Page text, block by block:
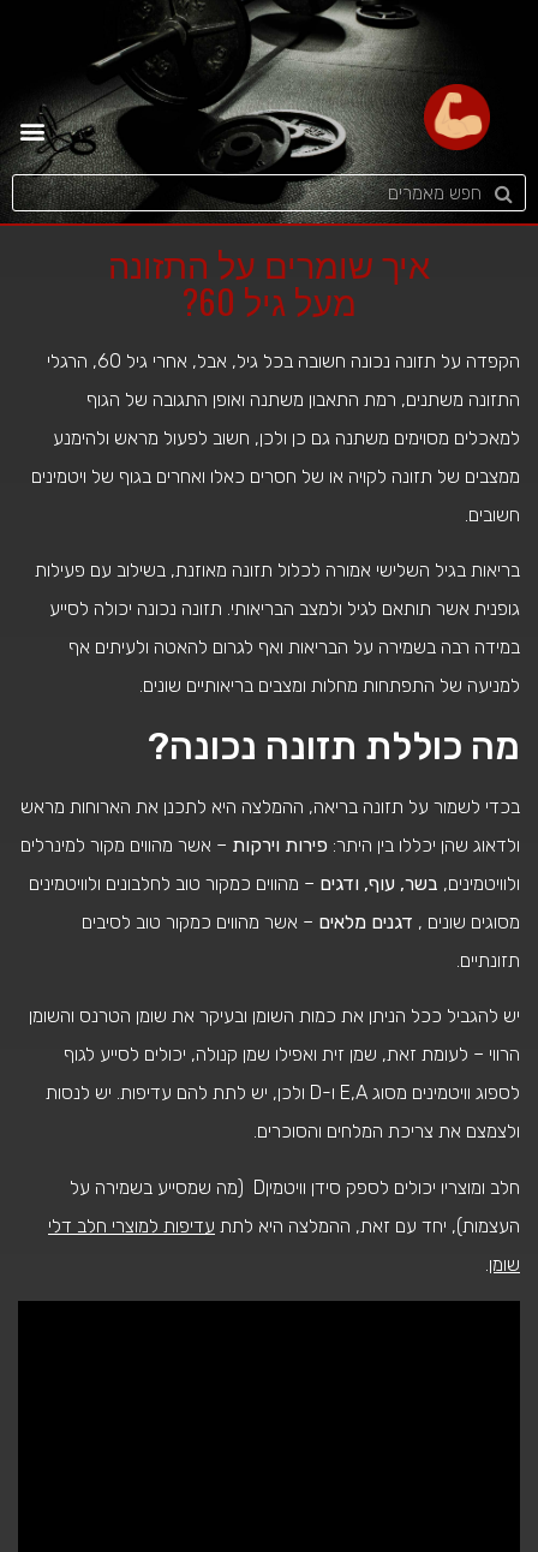
איך שומרים על התזונה
מעל גיל 60?
הקפדה על תזונה נכונה חשובה בכל גיל, אבל, אחרי גיל 60, הרגלי
התזונה משתנים, רמת התאבון משתנה ואופן התגובה של הגוף
למאכלים מסוימים משתנה גם כן ולכן, חשוב לפעול מראש ולהימנע
ממצבים של תזונה לקויה או של חסרים כאלו ואחרים בגוף של ויטמינים
חשובים.
בריאות בגיל השלישי אמורה לכלול תזונה מאוזנת, בשילוב עם פעילות
גופנית אשר תותאם לגיל ולמצב הבריאותי. תזונה נכונה יכולה לסייע
במידה רבה בשמירה על הבריאות ואף לגרום להאטה ולעיתים אף
למניעה של התפתחות מחלות ומצבים בריאותיים שונים.
מה כוללת תזונה נכונה?
בכדי לשמור על תזונה בריאה, ההמלצה היא לתכנן את הארוחות מראש
ולדאוג שהן יכללו בין היתר: פירות וירקות – אשר מהווים מקור למינרלים
ולוויטמינים, בשר, עוף, ודגים – מהווים כמקור טוב לחלבונים ולוויטמינים
מסוגים שונים , דגנים מלאים – אשר מהווים כמקור טוב לסיבים
תזונתיים.
יש להגביל ככל הניתן את כמות השומן ובעיקר את שומן הטרנס והשומן
הרווי – לעומת זאת, שמן זית ואפילו שמן קנולה, יכולים לסייע לגוף
לספוג וויטמינים מסוג E,A ו-D ולכן, יש לתת להם עדיפות. יש לנסות
ולצמצם את צריכת המלחים והסוכרים.
חלב ומוצריו יכולים לספק סידן וויטמיןD (מה שמסייע בשמירה על
העצמות), יחד עם זאת, ההמלצה היא לתת עדיפות למוצרי חלב דלי
שומן